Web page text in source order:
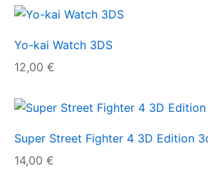
Yo-kai Watch 3DS
12,00 €
Super Street Fighter 4 3D Edition
14,00 €